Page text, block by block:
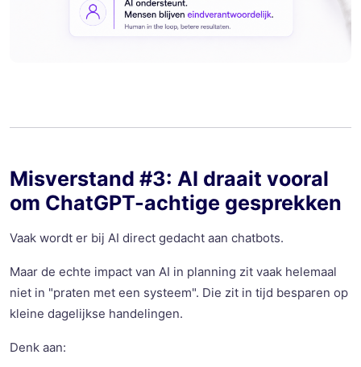
Misverstand #3: AI draait vooral
om ChatGPT-achtige gesprekken
Vaak wordt er bij AI direct gedacht aan chatbots.
Maar de echte impact van AI in planning zit vaak helemaal
niet in "praten met een systeem". Die zit in tijd besparen op
kleine dagelijkse handelingen.
Denk aan: